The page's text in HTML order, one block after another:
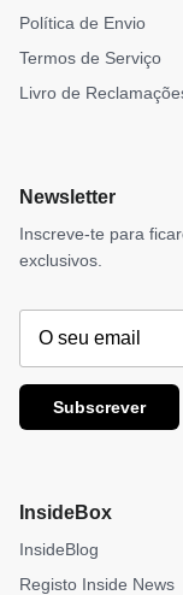
Política de Envio
Termos de Serviço
Livro de
Newsletter
Inscreve-te para
exclusivos.
Subscrever
InsideBox
InsideBlog
Registo Inside News